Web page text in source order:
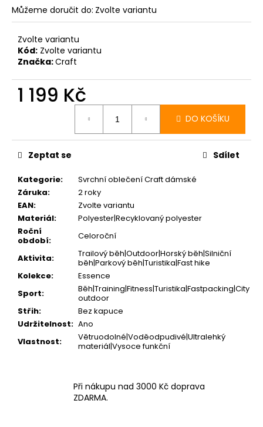
Můžeme doručit do: Zvolte variantu
Zvolte variantu
Kód: Zvolte variantu
Značka:Craft
1 199 Kč
DO KOŠÍKU
Kategorie:
Svrchní oblečení Craft dámské
Záruka:
2 roky
EAN:
Zvolte variantu
Materiál:
Polyester|Recyklovaný polyester
Roční
období:
Celoroční
Aktivita:
Trailový běh|Outdoor|Horský běh|Silniční
běh|Parkový běh|Turistika|Fast hike
Kolekce:
Essence
Sport:
Běh|Training|Fitness|Turistika|Fastpacking|City
outdoor
Střih:
Bez kapuce
Udržitelnost: Ano
Vlastnost:
Větruodolné|Voděodpudivé|Ultralehký
materiál|Vysoce funkční
Zeptat se Sdílet
Při nákupu nad 3000 Kč doprava
ZDARMA.
990